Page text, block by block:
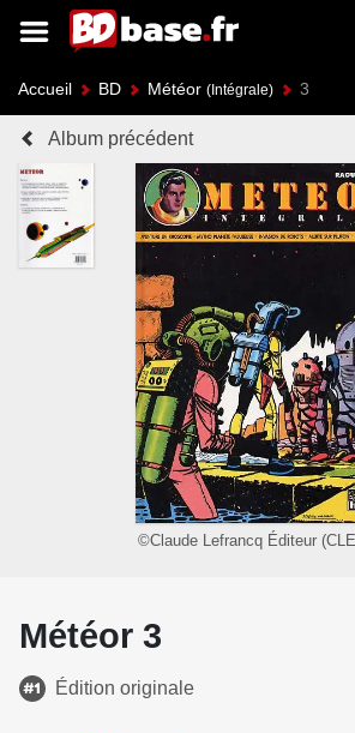
Accueil BD Météor (Intégrale) 3
Album précédent
©Claude Lefrancq Éditeur
Météor 3
Édition originale